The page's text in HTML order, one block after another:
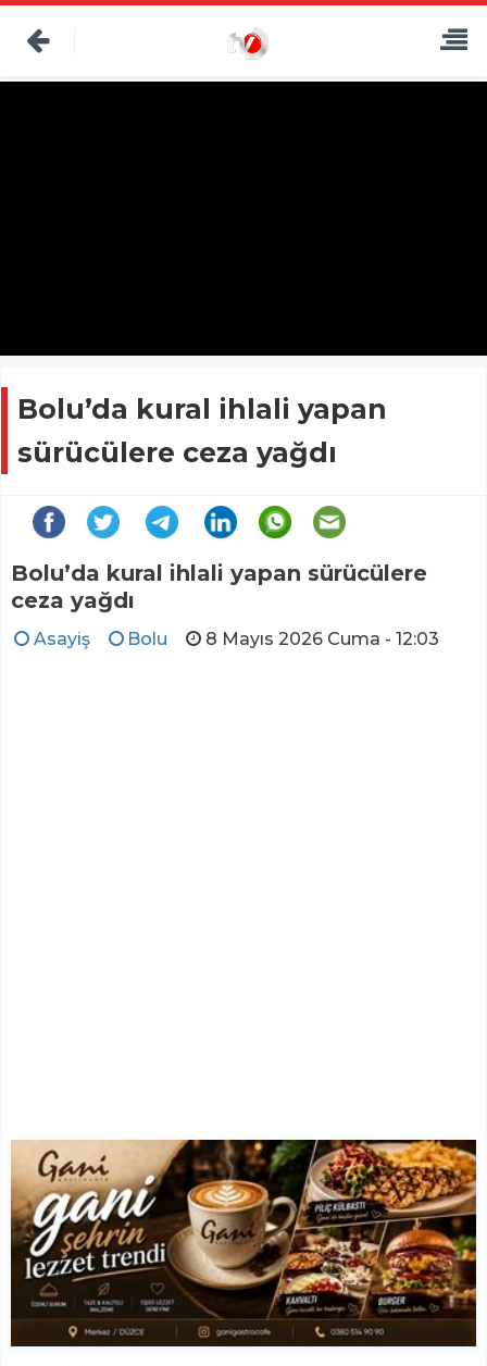
Bolu’da kural ihlali yapan
sürücülere ceza yağdı
Bolu’da kural ihlali yapan sürücülere
ceza yağdı
Asayiş Bolu 8 Mayıs 2026 Cuma - 12:03